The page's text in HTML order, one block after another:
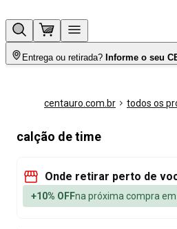
Entrega ou retirada? Informe o seu
centauro.com.br todos os
calção de time
Onde retirar perto de
+10% OFFna próxima compra em